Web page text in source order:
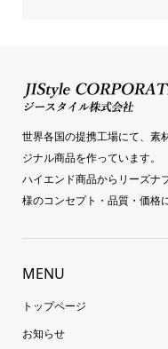
世界各国の提携工場にて、素
ジナル商品を作っています。
ハイエンド商品からリーズナ
様のコンセプト・品質・価格
MENU
トップページ
お知らせ